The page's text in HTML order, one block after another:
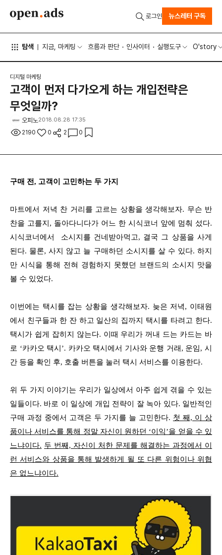
탐색 지금, 마케팅 흐름과 판단 인사이터 실행도구 O'story
로그인 뉴스레터 구독
디지털 마케팅
고객이 먼저 다가오게 하는 개입전략은
무엇일까?
오피노2018.08.28 17:35
2190 0 2 0
구매 전, 고객이 고민하는 두 가지
마트에서 저녁 찬 거리를 고르는 상황을 생각해보자. 무슨 반
찬을 고를지, 돌아다니다가 어느 한 시식코너 앞에 멈춰 섰다.
시식코너에서 소시지를 건네받아먹고, 결국 그 상품을 사게
된다. 물론, 사지 않고 늘 구매하던 소시지를 살 수 있다. 하지
만 시식을 통해 전혀 경험하지 못했던 브랜드의 소시지 맛을
볼 수 있었다.
이번에는 택시를 잡는 상황을 생각해보자. 늦은 저녁, 이태원
에서 친구들과 한 잔 하고 일산의 집까지 택시를 타려고 한다.
택시가 쉽게 잡히지 않는다. 이때 우리가 꺼내 드는 카드는 바
로 ‘카카오 택시’. 카카오 택시에서 기사와 운행 거래, 운임, 시
간 등을 확인 후, 호출 버튼을 눌러 택시 서비스를 이용한다.
위 두 가지 이야기는 우리가 일상에서 아주 쉽게 겪을 수 있는
일들이다. 바로 이 일상에 개입 전략이 잘 녹아 있다. 일반적인
구매 과정 중에서 고객은 두 가지를 늘 고민한다. 첫 째, 이 상
품이나 서비스를 통해 정말 자신이 원하던 ‘이익’을 얻을 수 있
느냐이다. 두 번째, 자신이 처한 문제를 해결하는 과정에서 이
런 서비스와 상품을 통해 발생하게 될 또 다른 위험이나 위협
은 없느냐이다.